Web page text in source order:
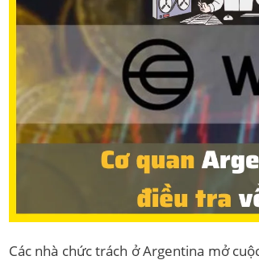
Các nhà chức trách ở Argentina mở